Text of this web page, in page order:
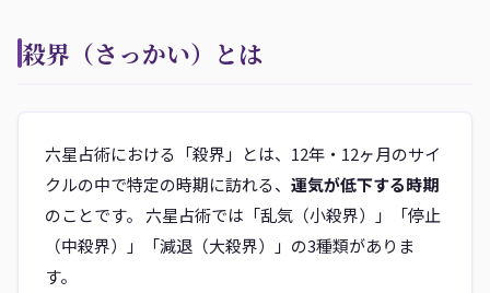
殺界（さっかい）とは
六星占術における「殺界」とは、12年・12ヶ月のサイ
クルの中で特定の時期に訪れる、 運気が低下する時期
のことです。 六星占術では「乱気（小殺界）」「停止
（中殺界）」「減退（大殺界）」の3種類がありま
す。